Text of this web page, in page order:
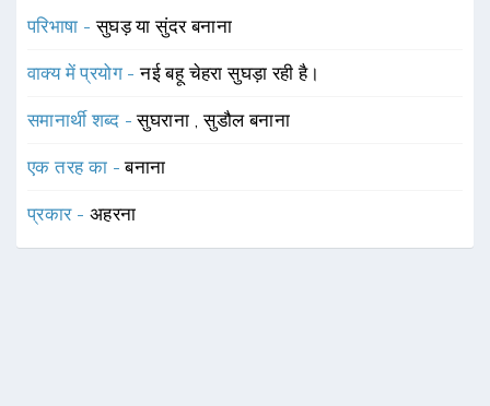
परिभाषा -सुघड़ या सुंदर बनाना
वाक्य में प्रयोग -नई बहू चेहरा सुघड़ा रही है।
समानार्थी शब्द -सुघराना ,सुडौल बनाना
एक तरह का -बनाना
प्रकार - अहरना